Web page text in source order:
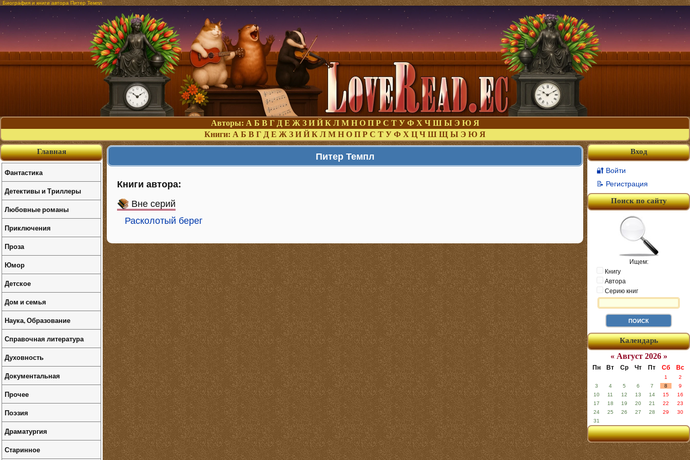
Биография и книги автора Питер Темпл
Авторы: А Б В Г Д Е Ж З И Й К Л М Н О П Р С Т У Ф Х Ч Ш Ы Э Ю Я
Книги: А Б В Г Д Е Ж З И Й К Л М Н О П Р С Т У Ф Х Ц Ч Ш Щ Ы Э Ю Я
Питер Темпл
Книги автора:
Вне серий
Расколотый берег
Вход
🔐 Войти
📝 Регистрация
Поиск по сайту
Ищем:
Книгу
Автора
Серию книг
Календарь
« Август 2026 »
Пн Вт Ср Чт Пт Сб Вс
1
2
3
4 5 6 7 8
9
10
11 12 13 14 15
16
17
18 19 20 21 22
23
24
25 26 27 28 29
30
31
Главная
Фантастика
Детективы и Триллеры
Любовные романы
Приключения
Проза
Юмор
Детское
Дом и семья
Наука, Образование
Справочная литература
Духовность
Документальная
Прочее
Поэзия
Драматургия
Старинное